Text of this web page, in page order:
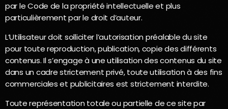
par le Code de la propriété intellectuelle et plus
particulièrement par le droit d’auteur.
L’Utilisateur doit solliciter l’autorisation préalable du site
pour toute reproduction, publication, copie des différents
contenus. Il s’engage à une utilisation des contenus du site
dans un cadre strictement privé, toute utilisation à des fins
commerciales et publicitaires est strictement interdite.
Toute représentation totale ou partielle de ce site par